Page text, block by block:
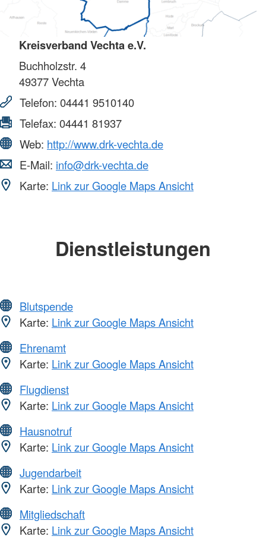
Kreisverband Vechta e.V.
Buchholzstr. 4
49377Vechta
Telefon: 04441 9510140
Telefax: 04441 81937
Web: http://www.drk-vechta.de
E-Mail: info@drk-vechta.de
Karte: Link zur Google Maps Ansicht
Dienstleistungen
Blutspende
Karte: Link zur Google Maps Ansicht
Ehrenamt
Karte: Link zur Google Maps Ansicht
Flugdienst
Karte: Link zur Google Maps Ansicht
Hausnotruf
Karte: Link zur Google Maps Ansicht
Jugendarbeit
Karte: Link zur Google Maps Ansicht
Mitgliedschaft
Karte: Link zur Google Maps Ansicht